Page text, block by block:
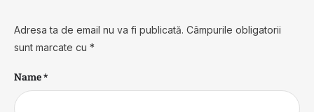
Adresa ta de email nu va fi publicată. Câmpurile obligatorii
sunt marcate cu *
Name *